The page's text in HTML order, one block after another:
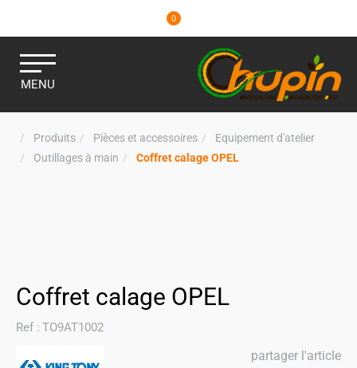
0
MENU
Produits Pièces et accessoires
Equipement d'atelier
Outillages à main
Coffret calage OPEL
Coffret calage OPEL
Ref : TO9AT1002
partager l'article